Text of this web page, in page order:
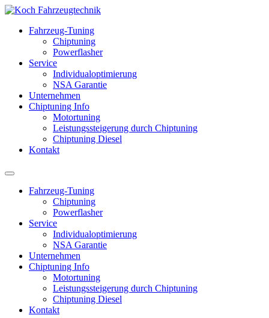
Fahrzeug-Tuning
Chiptuning
Powerflasher
Service
Individualoptimierung
NSA Garantie
Unternehmen
Chiptuning Info
Motortuning
Leistungssteigerung durch Chiptuning
Chiptuning Diesel
Kontakt
Fahrzeug-Tuning
Chiptuning
Powerflasher
Service
Individualoptimierung
NSA Garantie
Unternehmen
Chiptuning Info
Motortuning
Leistungssteigerung durch Chiptuning
Chiptuning Diesel
Kontakt